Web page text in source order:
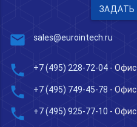
ЗАДАТЬ
mail sales@eurointech.ru
phone +7 (495) 228-72-04 - Офис
phone +7 (495) 749-45-78 - Офис
phone +7 (495) 925-77-10 - Офис